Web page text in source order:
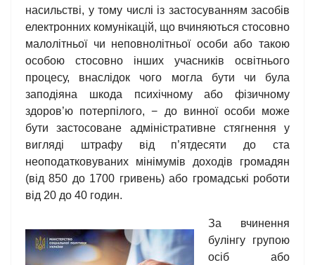
насильстві, у тому числі із застосуванням засобів
електронних комунікацій, що вчиняються стосовно
малолітньої чи неповнолітньої особи або такою
особою стосовно інших учасників освітнього
процесу, внаслідок чого могла бути чи була
заподіяна шкода психічному або фізичному
здоров’ю потерпілого, − до винної особи може
бути застосоване адміністративне стягнення у
вигляді штрафу від п’ятдесяти до ста
неоподатковуваних мінімумів доходів громадян
(від 850 до 1700 гривень) або громадські роботи
від 20 до 40 годин.
За вчинення
булінгу групою
осіб або